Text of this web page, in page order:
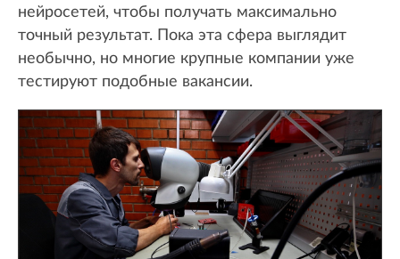
нейросетей, чтобы получать максимально
точный результат. Пока эта сфера выглядит
необычно, но многие крупные компании уже
тестируют подобные вакансии.